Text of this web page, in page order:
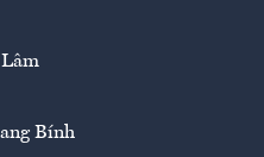
Bính